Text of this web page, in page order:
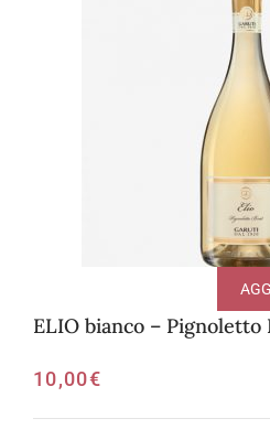
ELIO bianco – Pignoletto
10,00€